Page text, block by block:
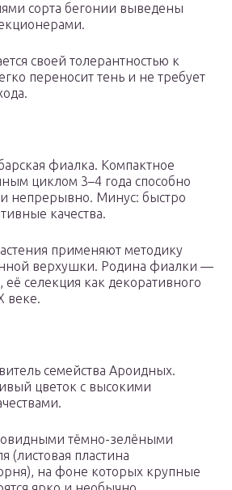
сорта бегонии выведены
своей толерантностью к
переносит тень и не требует
фиалка. Компактное
циклом 3–4 года способно
непрерывно. Минус: быстро
качества.
применяют методику
верхушки. Родина фиалки —
селекция как декоративного
веке.
семейства Ароидных.
цветок с высокими
тёмно-зелёными
(листовая пластина
на фоне которых крупные